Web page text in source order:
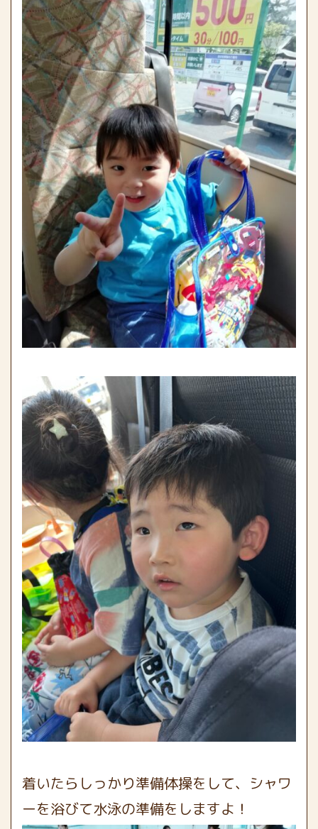
着いたらしっかり準備体操をして、シャワ
ーを浴びて水泳の準備をしますよ！